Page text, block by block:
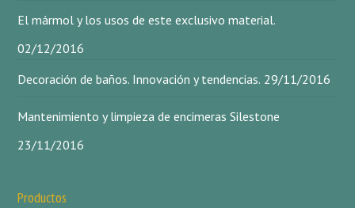
El mármol y los usos de este exclusivo material.
02/12/2016
Decoración de baños. Innovación y tendencias. 29/11/2016
Mantenimiento y limpieza de encimeras Silestone
23/11/2016
Productos